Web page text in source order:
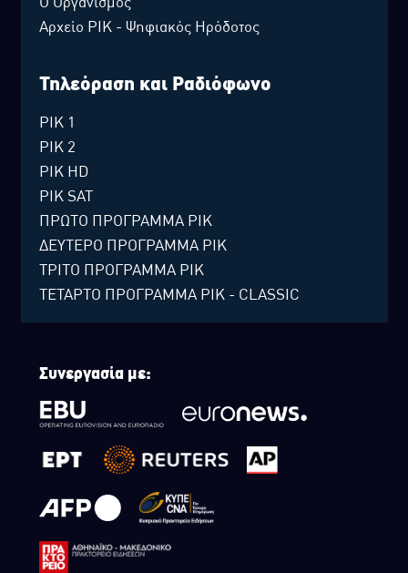
Ο Οργανισμός
Αρχείο ΡΙΚ - Ψηφιακός Ηρόδοτος
Τηλεόραση και Ραδιόφωνο
ΡΙΚ 1
ΡΙΚ 2
ΡΙΚ HD
ΡΙΚ SAT
ΠΡΩΤΟ ΠΡΟΓΡΑΜΜΑ ΡΙΚ
ΔΕΥΤΕΡΟ ΠΡΟΓΡΑΜΜΑ ΡΙΚ
ΤΡΙΤΟ ΠΡΟΓΡΑΜΜΑ ΡΙΚ
ΤΕΤΑΡΤΟ ΠΡΟΓΡΑΜΜΑ ΡΙΚ - CLASSIC
Συνεργασία με: